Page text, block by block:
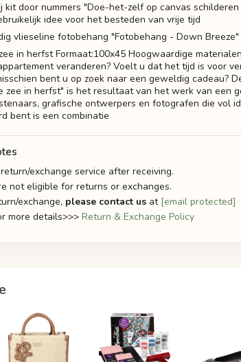
kit door nummers "Doe-het-zelf op canvas
idee voor het besteden van vrije tijd
vlieseline fotobehang "Fotobehang - Down
in herfst Formaat:100x45 Hoogwaardige
veranderen? Voelt u dat het tijd is voor
bent u op zoek naar een geweldig cadeau?
zee in herfst" is het resultaat van het werk van een
grafische ontwerpers en fotografen die vol
bent is een combinatie
return/exchange service after receiving.
not eligible for returns or exchanges.
exchange, please contact us at [email protected]
more details>>> Return & Exchange Policy